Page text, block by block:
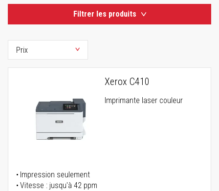
Filtrer les produits
Xerox C410
Imprimante laser couleur
Impression seulement
Vitesse : jusqu'à 42 ppm